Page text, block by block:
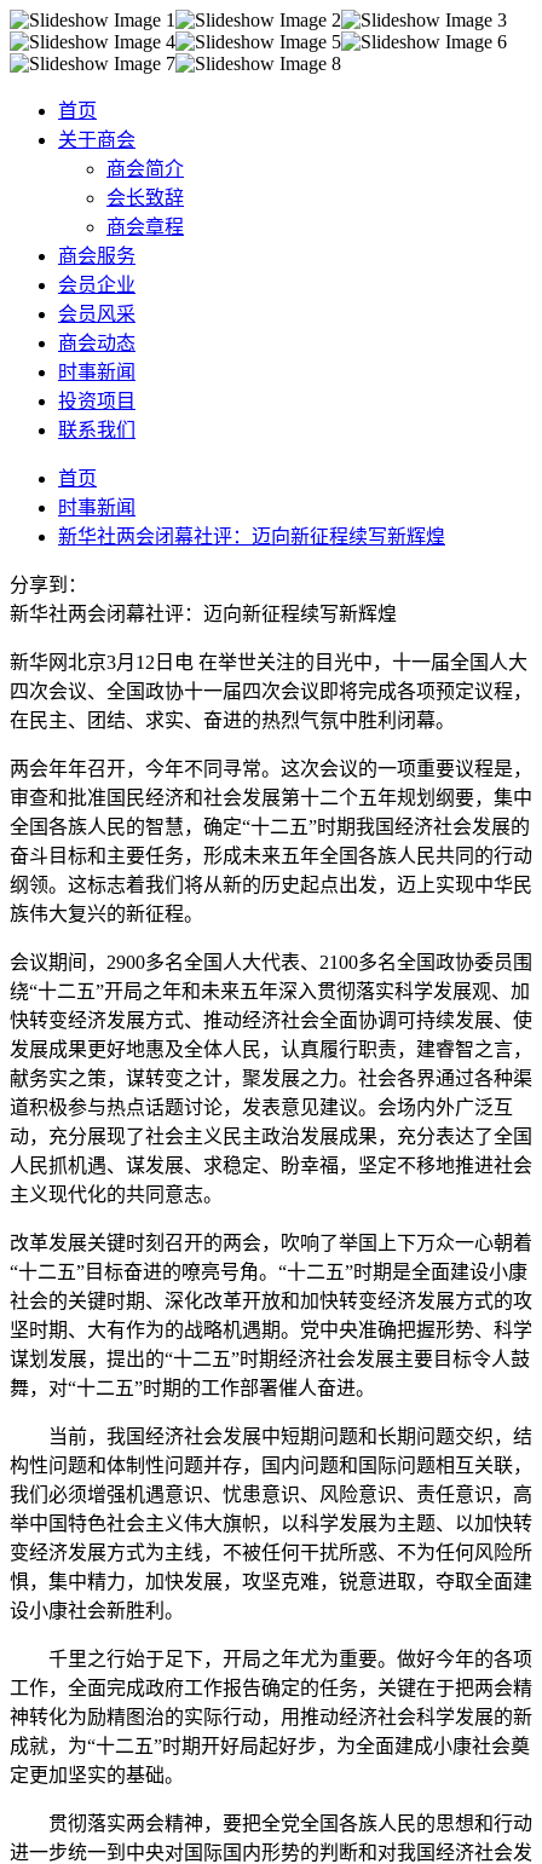
首页
关于商会
商会简介
会长致辞
商会章程
商会服务
会员企业
会员风采
商会动态
时事新闻
投资项目
联系我们
首页
时事新闻
新华社两会闭幕社评：迈向新征程续写新辉煌
分享到：
新华社两会闭幕社评：迈向新征程续写新辉煌
新华网北京3月12日电 在举世关注的目光中，十一届全国人大
四次会议、全国政协十一届四次会议即将完成各项预定议程，
在民主、团结、求实、奋进的热烈气氛中胜利闭幕。
两会年年召开，今年不同寻常。这次会议的一项重要议程是，
审查和批准国民经济和社会发展第十二个五年规划纲要，集中
全国各族人民的智慧，确定“十二五”时期我国经济社会发展的
奋斗目标和主要任务，形成未来五年全国各族人民共同的行动
纲领。这标志着我们将从新的历史起点出发，迈上实现中华民
族伟大复兴的新征程。
会议期间，2900多名全国人大代表、2100多名全国政协委员围
绕“十二五”开局之年和未来五年深入贯彻落实科学发展观、加
快转变经济发展方式、推动经济社会全面协调可持续发展、使
发展成果更好地惠及全体人民，认真履行职责，建睿智之言，
献务实之策，谋转变之计，聚发展之力。社会各界通过各种渠
道积极参与热点话题讨论，发表意见建议。会场内外广泛互
动，充分展现了社会主义民主政治发展成果，充分表达了全国
人民抓机遇、谋发展、求稳定、盼幸福，坚定不移地推进社会
主义现代化的共同意志。
改革发展关键时刻召开的两会，吹响了举国上下万众一心朝着
“十二五”目标奋进的嘹亮号角。“十二五”时期是全面建设小康
社会的关键时期、深化改革开放和加快转变经济发展方式的攻
坚时期、大有作为的战略机遇期。党中央准确把握形势、科学
谋划发展，提出的“十二五”时期经济社会发展主要目标令人鼓
舞，对“十二五”时期的工作部署催人奋进。
当前，我国经济社会发展中短期问题和长期问题交织，结
构性问题和体制性问题并存，国内问题和国际问题相互关联，
我们必须增强机遇意识、忧患意识、风险意识、责任意识，高
举中国特色社会主义伟大旗帜，以科学发展为主题、以加快转
变经济发展方式为主线，不被任何干扰所惑、不为任何风险所
惧，集中精力，加快发展，攻坚克难，锐意进取，夺取全面建
设小康社会新胜利。
千里之行始于足下，开局之年尤为重要。做好今年的各项
工作，全面完成政府工作报告确定的任务，关键在于把两会精
神转化为励精图治的实际行动，用推动经济社会科学发展的新
成就，为“十二五”时期开好局起好步，为全面建成小康社会奠
定更加坚实的基础。
贯彻落实两会精神，要把全党全国各族人民的思想和行动
进一步统一到中央对国际国内形势的判断和对我国经济社会发